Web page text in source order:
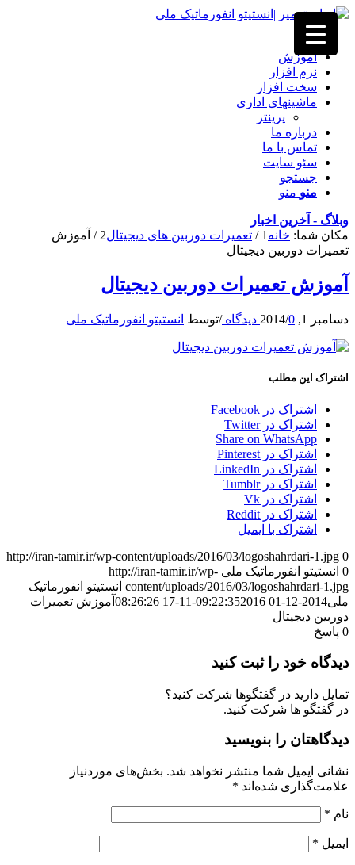
خانه
آموزش
نرم افزار
سخت افزار
ماشینهای اداری
پرینتر
درباره ما
تماس با ما
سئو سایت
جستجو
منو منو
وبلاگ - آخرین اخبار
مکان شما: خانه 1
/ تعمیرات دوربین های دیجیتال2
/ آموزش
تعمیرات دوربین دیجیتال
آموزش تعمیرات دوربین دیجیتال
دسامبر 1, 2014 /0 دیدگاه /توسط انستیتو انفورماتیک ملی
اشتراک این مطلب
اشتراک در Facebook
اشتراک در Twitter
Share on WhatsApp
اشتراک در Pinterest
اشتراک در LinkedIn
اشتراک در Tumblr
اشتراک در Vk
اشتراک در Reddit
اشتراک با ایمیل
http://iran-tamir.ir/wp-content/uploads/2016/03/logoshahrdari-1.jpg 0
0 انستیتو انفورماتیک ملی http://iran-tamir.ir/wp-
content/uploads/2016/03/logoshahrdari-1.jpg انستیتو انفورماتیک
ملی2014-12-01 09:22:35
2016-11-17 08:26:26
آموزش تعمیرات
دوربین دیجیتال
0 پاسخ
دیدگاه خود را ثبت کنید
تمایل دارید در گفتگوها شرکت کنید؟
در گفتگو ها شرکت کنید.
دیدگاهتان را بنویسید
نشانی ایمیل شما منتشر نخواهد شد. بخش‌های موردنیاز
علامت‌گذاری شده‌اند *
نام *
ایمیل *